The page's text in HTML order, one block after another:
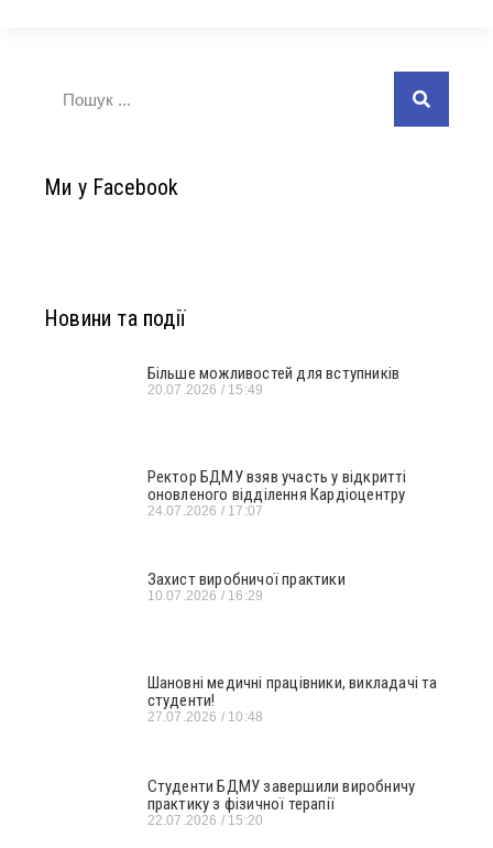
Ми у Facebook
Новини та події
Більше можливостей для вступників
20.07.2026 15:49
Ректор БДМУ взяв участь у відкритті
оновленого відділення Кардіоцентру
24.07.2026 17:07
Захист виробничої практики
10.07.2026 16:29
Шановні медичні працівники, викладачі та
студенти!
27.07.2026 10:48
Студенти БДМУ завершили виробничу
практику з фізичної терапії
22.07.2026 15:20